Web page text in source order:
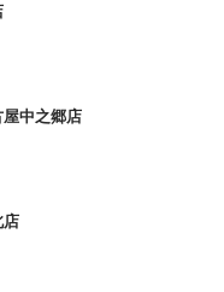
中之郷店
店